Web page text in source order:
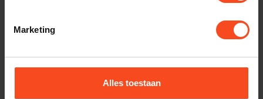
Marketing
Alles toestaan
Recent bekeken